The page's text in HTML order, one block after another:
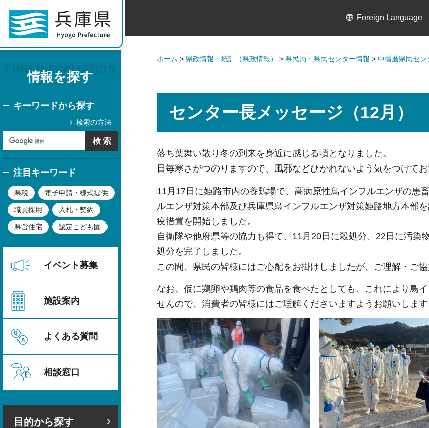
情報を探す
キーワードから探す
検索の方法
注目キーワード
県税 電子申請・様式提供
職員採用 入札・契約
県営住宅 認定こども園
イベント募集
施設案内
よくある質問
相談窓口
目的から探す
Foreign Language
ホーム > 県政情報・統計（県政情報） > 県民局・県民センター情報 > 中播磨県民セン
センター長メッセージ（12月）
落ち葉舞い散り冬の到来を身近に感じる頃となりました。
日毎寒さがつのりますので、風邪などひかれないよう気をつけてお
11月17日に姫路市内の養鶏場で、高病原性鳥インフルエンザの患
ルエンザ対策本部及び兵庫県鳥インフルエンザ対策姫路地方本部
疫措置を開始しました。
自衛隊や他府県等の協力も得て、11月20日に殺処分、22日に汚染
処分を完了しました。
この間、県民の皆様にはご心配をお掛けしましたが、ご理解・ご
なお、仮に鶏卵や鶏肉等の食品を食べたとしても、これにより鳥
せんので、消費者の皆様にはご理解くださいますようお願いします